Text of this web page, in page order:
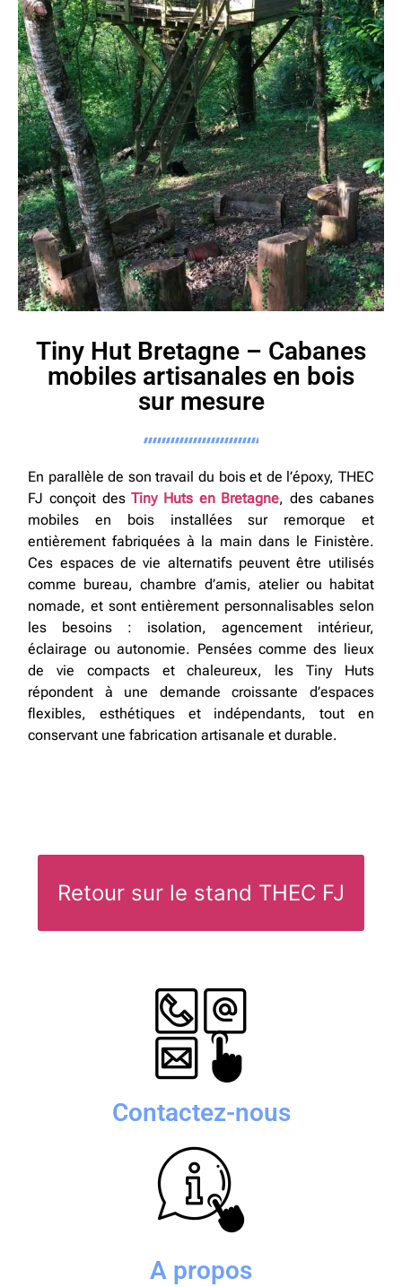
Tiny Hut Bretagne – Cabanes
mobiles artisanales en bois
sur mesure
En parallèle de son travail du bois et de l’époxy, THEC
FJ conçoit desTiny Huts en Bretagne, des cabanes
mobiles en bois installées sur remorque et
entièrement fabriquées à la main dans le Finistère.
Ces espaces de vie alternatifs peuvent être utilisés
comme bureau, chambre d’amis, atelier ou habitat
nomade, et sont entièrement personnalisables selon
les besoins : isolation, agencement intérieur,
éclairage ou autonomie. Pensées comme des lieux
de vie compacts et chaleureux, les Tiny Huts
répondent à une demande croissante d’espaces
flexibles, esthétiques et indépendants, tout en
conservant une fabrication artisanale et durable.
Retour sur le stand THEC FJ
Contactez-nous
A propos